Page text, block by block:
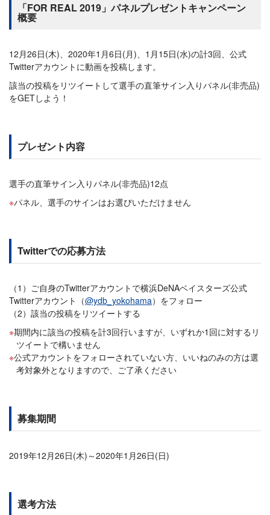
「FOR REAL 2019」パネルプレゼントキャンペーン
概要
12月26日(木)、2020年1月6日(月)、1月15日(水)の計3回、公式
Twitterアカウントに動画を投稿します。
該当の投稿をリツイートして選手の直筆サイン入りパネル(非売品)
をGETしよう！
プレゼント内容
選手の直筆サイン入りパネル(非売品)12点
パネル、選手のサインはお選びいただけません
Twitterでの応募方法
（1）ご自身のTwitterアカウントで横浜DeNAベイスターズ公式
Twitterアカウント（@ydb_yokohama）をフォロー
（2）該当の投稿をリツイートする
期間内に該当の投稿を計3回行いますが、いずれか1回に対するリ
ツイートで構いません
公式アカウントをフォローされていない方、いいねのみの方は選
考対象外となりますので、ご了承ください
募集期間
2019年12月26日(木)～2020年1月26日(日)
選考方法